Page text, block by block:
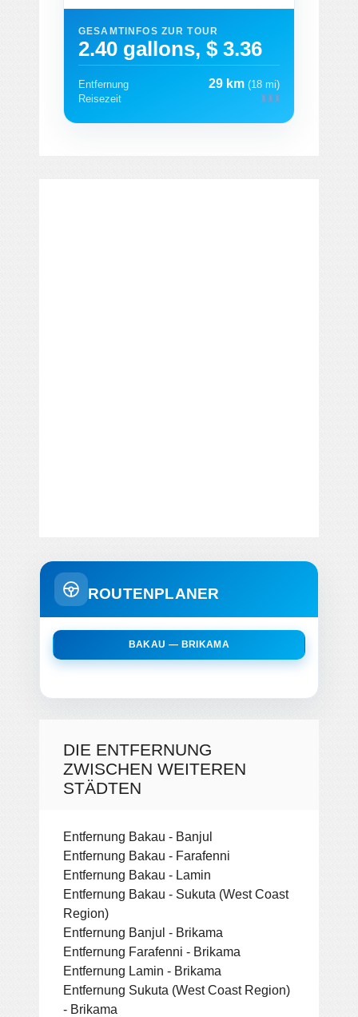
GESAMTINFOS ZUR TOUR
2.40 gallons, $ 3.36
Entfernung 29 km (18 mi)
Reisezeit
ROUTENPLANER
BAKAU — BRIKAMA
DIE ENTFERNUNG
ZWISCHEN WEITEREN
STÄDTEN
Entfernung Bakau - Banjul
Entfernung Bakau - Farafenni
Entfernung Bakau - Lamin
Entfernung Bakau - Sukuta (West Coast
Region)
Entfernung Banjul - Brikama
Entfernung Farafenni - Brikama
Entfernung Lamin - Brikama
Entfernung Sukuta (West Coast Region)
- Brikama